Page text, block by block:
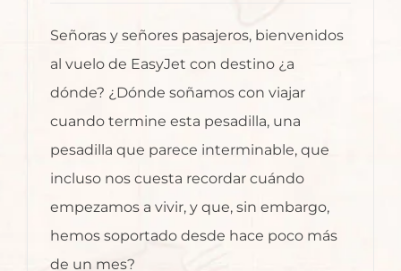
Señoras y señores pasajeros, bienvenidos
al vuelo de EasyJet con destino ¿a
dónde? ¿Dónde soñamos con viajar
cuando termine esta pesadilla, una
pesadilla que parece interminable, que
incluso nos cuesta recordar cuándo
empezamos a vivir, y que, sin embargo,
hemos soportado desde hace poco más
de un mes?